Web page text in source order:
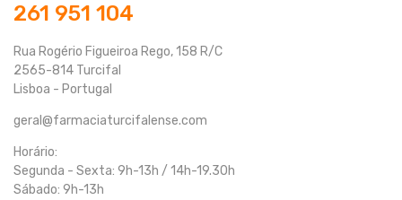
261 951 104
Rua Rogério Figueiroa Rego, 158 R/C
2565-814 Turcifal
Lisboa - Portugal
geral@farmaciaturcifalense.com
Horário:
Segunda - Sexta: 9h-13h / 14h-19.30h
Sábado: 9h-13h